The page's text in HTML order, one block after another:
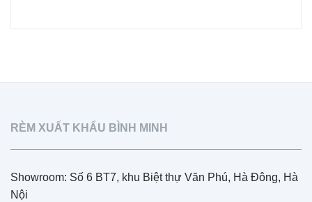
RÈM XUẤT KHẨU BÌNH MINH
Showroom: Số 6 BT7, khu Biệt thự Văn Phú, Hà Đông, Hà
Nội